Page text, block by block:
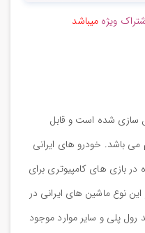
ویژه میباشد
سازی شده است و قابل
می باشد. خودرو های ایرانی
در بازی های کامپیوتری برای
نوع ماشین های ایرانی در
پلی و سایر موارد موجود